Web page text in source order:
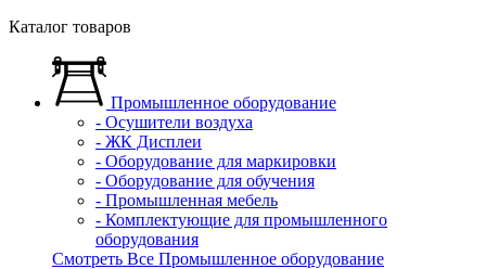
Каталог товаров
Промышленное оборудование
- Осушители воздуха
- ЖК Дисплеи
- Оборудование для маркировки
- Оборудование для обучения
- Промышленная мебель
- Комплектующие для промышленного
оборудования
Смотреть Все Промышленное оборудование